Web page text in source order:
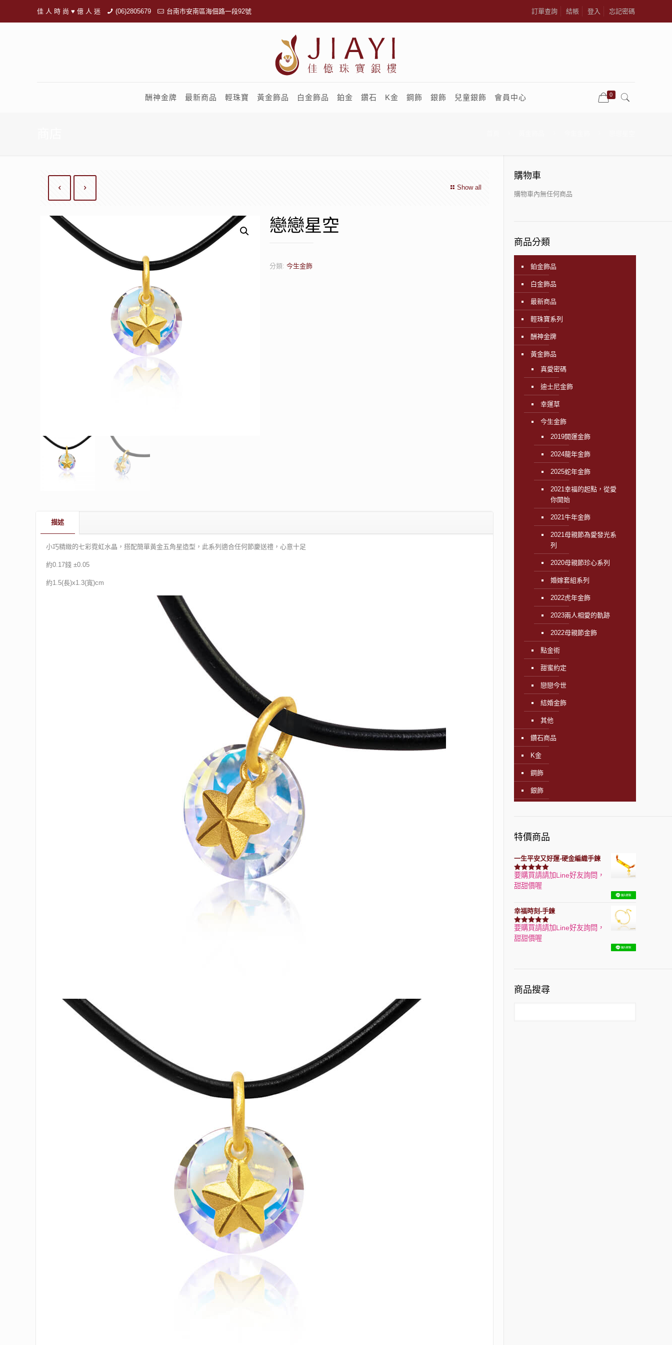
佳 人 時 尚 ♥ 億 人 迷 (06)2805679 台南市安南區海佃路一段92號 訂單查詢 結帳 登入 忘記密碼
酬神金牌 最新商品 輕珠寶 黃金飾品 白金飾品 鉑金 鑽石 K金 鋼飾 銀飾 兒童銀飾 會員中心 0
Show all
戀戀星空
分類: 今生金飾
描述
小巧精緻的七彩霓虹水晶，搭配簡單黃金五角星造型，此系列適合任何節慶送禮，心意十足
約0.17錢 ±0.05
約1.5(長)x1.3(寬)cm
購物車
購物車內無任何商品
商品分類
鉑金飾品
白金飾品
最新商品
輕珠寶系列
酬神金牌
黃金飾品
真愛密碼
迪士尼金飾
幸運草
今生金飾
2019開運金飾
2024龍年金飾
2025蛇年金飾
2021幸福的起點，從愛
你開始
2021牛年金飾
2021母親節為愛發光系
列
2020母親節珍心系列
婚嫁套組系列
2022虎年金飾
2023兩人相愛的軌跡
2022母親節金飾
點金術
甜蜜約定
戀戀今世
結婚金飾
其他
鑽石商品
K金
鋼飾
銀飾
特價商品
一生平安又好運-硬金編織手鍊
評分7740滿分 5
要購買請請加Line好友詢問，
甜甜價喔
幸福時刻-手鍊
評分3150滿分 5
要購買請請加Line好友詢問，
甜甜價喔
商品搜尋